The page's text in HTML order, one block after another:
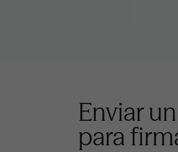
Enviar
para